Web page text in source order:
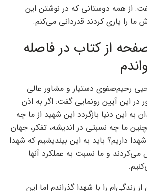
از همه دوستانی که در نوشتن این
را یاری کردند قدردانی می‌کنم.
از ۳۰۰ صفحه از کتاب در فاصله
رحیم‌صفوی دستیار و مشاور عالی
در این آیین رونمایی گفت: اگر به اذن
به این دنیا بازگردد این شهید از ما چه
ما چه نسبتی در اندیشه، تفکر، جهان
شهدا داریم؟ باید به این بیندیشیم که شهدا
می‌کردند و ما نسبت به عملکرد آنها
را با شهدا گذراندم اما این